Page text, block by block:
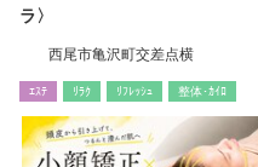
ラ〉
西尾市亀沢町交差点横
ｴｽﾃ ﾘﾗｸ ﾘﾌﾚｯｼｭ 整体･ｶｲﾛ